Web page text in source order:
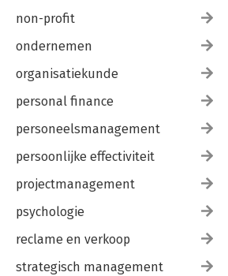
non-profit
ondernemen
organisatiekunde
personal finance
personeelsmanagement
persoonlijke effectiviteit
projectmanagement
psychologie
reclame en verkoop
strategisch management